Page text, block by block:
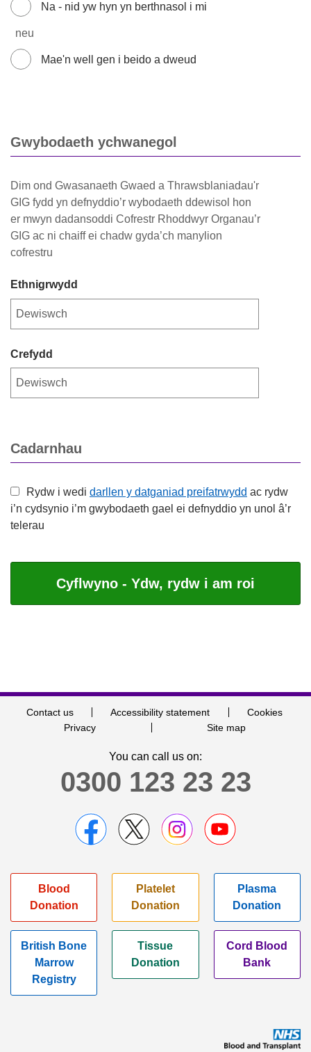
Na - nid yw hyn yn berthnasol i mi
neu
Mae'n well gen i beido a dweud
Gwybodaeth ychwanegol
Dim ond Gwasanaeth Gwaed a Thrawsblaniadau'r
GIG fydd yn defnyddio’r wybodaeth ddewisol hon
er mwyn dadansoddi Cofrestr Rhoddwyr Organau’r
GIG ac ni chaiff ei chadw gyda’ch manylion
cofrestru
Ethnigrwydd
Crefydd
Cadarnhau
Rydw i wedi darllen y datganiad preifatrwydd ac rydw
i’n cydsynio i’m gwybodaeth gael ei defnyddio yn unol â’r
telerau
Contact us Accessibility statement
Cookies
Privacy
Site map
You can call us on:
0300 123 23 23
Blood
Donation
Platelet
Donation
Plasma
Donation
British Bone
Marrow
Registry
Tissue
Donation
Cord Blood
Bank